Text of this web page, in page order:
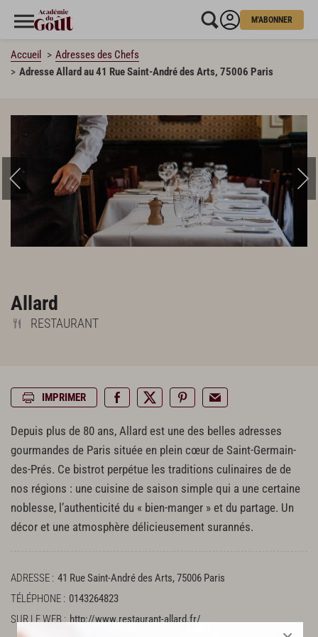
M'ABONNER
Accueil
Adresses des Chefs
Adresse Allard au 41 Rue Saint-André des Arts, 75006 Paris
Allard
RESTAURANT
IMPRIMER
Depuis plus de 80 ans, Allard est une des belles adresses
gourmandes de Paris située en plein cœur de Saint-Germain-
des-Prés. Ce bistrot perpétue les traditions culinaires de de
nos régions : une cuisine de saison simple qui a une certaine
noblesse, l’authenticité du « bien-manger » et du partage. Un
décor et une atmosphère délicieusement surannés.
ADRESSE
41 Rue Saint-André des Arts, 75006 Paris
TÉLÉPHONE
0143264823
SUR LE WEB
http://www.restaurant-allard.fr/